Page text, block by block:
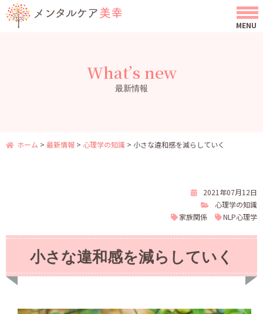
What’s new
最新情報
ホーム > 最新情報 > 心理学の知識 > 小さな違和感を減らしていく
2021年07月12日
心理学の知識
家族関係
NLP心理学
小さな違和感を減らしていく